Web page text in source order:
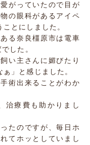
がっていたので目が
の眼科があるアイペ
とにしました。
る奈良橿原市は電車
した。
い主さんに媚びたり
」と感じました。
術出来ることがわか
治療費も助かりまし
たのですが、毎日ホ
てホッとしていまし